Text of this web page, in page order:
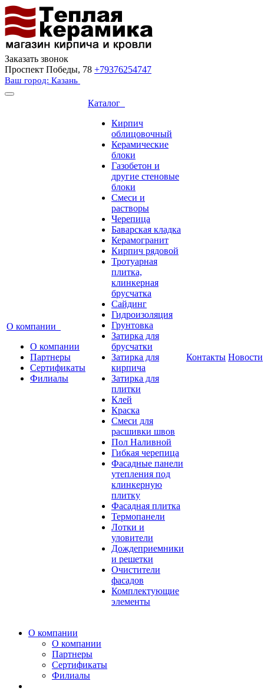
Заказать звонок
Проспект Победы, 78 +79376254747
Ваш город: Казань
О компании
О компании
Партнеры
Сертификаты
Филиалы
Каталог
Кирпич
облицовочный
Керамические
блоки
Газобетон и
другие стеновые
блоки
Смеси и
растворы
Черепица
Баварская кладка
Керамогранит
Кирпич рядовой
Тротуарная
плитка,
клинкерная
брусчатка
Сайдинг
Гидроизоляция
Грунтовка
Затирка для
брусчатки
Затирка для
кирпича
Затирка для
плитки
Клей
Краска
Смеси для
расшивки швов
Пол Наливной
Гибкая черепица
Фасадные панели
утепления под
клинкерную
плитку
Фасадная плитка
Термопанели
Лотки и
уловители
Дождеприемники
и решетки
Очистители
фасадов
Комплектующие
элементы
Контакты Новости
О компании
О компании
Партнеры
Сертификаты
Филиалы